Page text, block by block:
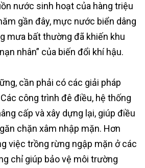
nước sinh hoạt của hàng triệu
gần đây, mực nước biển dâng
mưa bất thường đã khiến khu
nhân” của biến đổi khí hậu.
cần phải có các giải pháp
công trình đê điều, hệ thống
cấp và xây dựng lại, giúp điều
chặn xâm nhập mặn. Hơn
việc trồng rừng ngập mặn ở các
chỉ giúp bảo vệ môi trường